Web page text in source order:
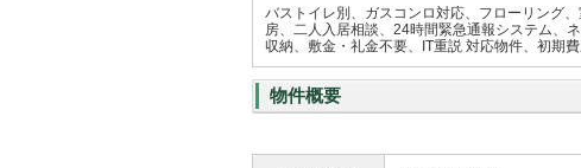
バストイレ別、ガスコンロ対応、フローリング
房、二人入居相談、24時間緊急通報システム、
収納、敷金・礼金不要、IT重説 対応物件、初期
物件概要